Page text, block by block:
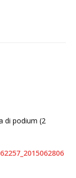
di podium (2